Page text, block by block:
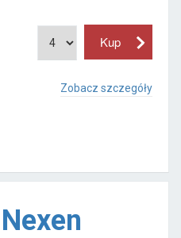
Zobacz szczegóły
Nexen